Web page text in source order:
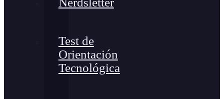
Test de
Orientación
Tecnológica